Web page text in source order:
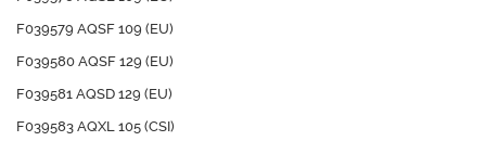
F039579 AQSF 109 (EU)
F039580 AQSF 129 (EU)
F039581 AQSD 129 (EU)
F039583 AQXL 105 (CSI)